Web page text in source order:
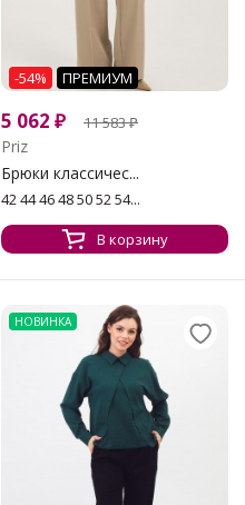
-54% ПРЕМИУМ
5 062 ₽ 11 583₽
Priz
Брюки классичес...
42 44 46 48 50 52 54...
В корзину
НОВИНКА